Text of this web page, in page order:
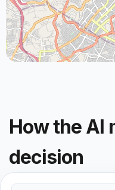
How the AI
decision